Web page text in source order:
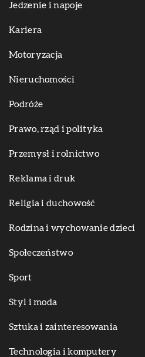
Jedzenie i napoje
Kariera
Motoryzacja
Nieruchomości
Podróże
Prawo, rząd i polityka
Przemysł i rolnictwo
Reklama i druk
Religia i duchowość
Rodzina i wychowanie dzieci
Społeczeństwo
Sport
Styl i moda
Sztuka i zainteresowania
Technologia i komputery